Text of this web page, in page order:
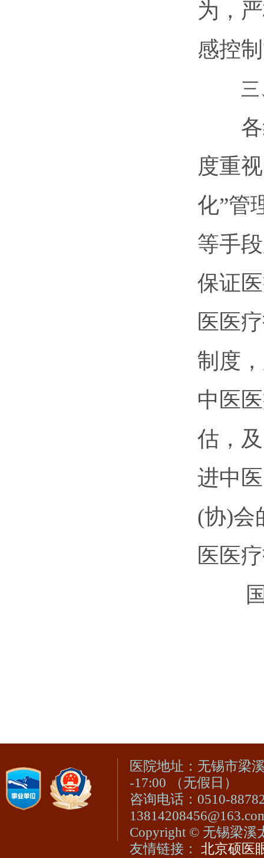
为，
感控
各级
度重
化”管
等手
保证
医医
制度
中医
估，
进中
(协)会
医医
国
医院地址：无锡市梁
-17:00 （无假日）
咨询电话：0510-
Copyright © 无锡梁溪
友情链接： 北京硕医